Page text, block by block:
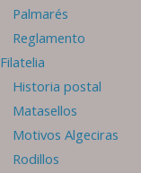
Palmarés
Reglamento
Filatelia
Historia postal
Matasellos
Motivos Algeciras
Rodillos